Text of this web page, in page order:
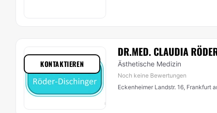
DR.MED. CLAUDIA
Ästhetische Medizin
Noch keine Bewertungen
Eckenheimer Landstr. 16, Frankfurt
KONTAKTIEREN